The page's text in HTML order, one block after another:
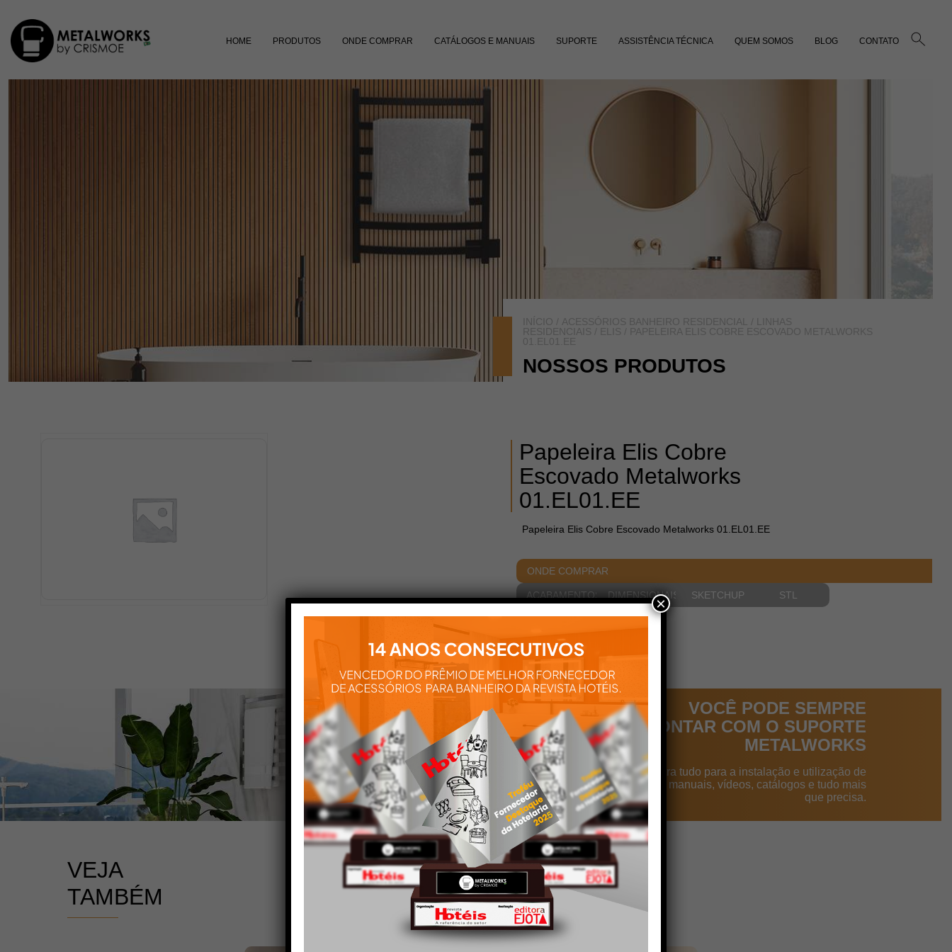
HOME PRODUTOS ONDE COMPRAR CATÁLOGOS E MANUAIS SUPORTE ASSISTÊNCIA TÉCNICA QUEM SOMOS BLOG CONTATO
INÍCIO / ACESSÓRIOS BANHEIRO RESIDENCIAL /
LINHAS
RESIDENCIAIS / ELIS / PAPELEIRA ELIS COBRE ESCOVADO METALWORKS
01.EL01.EE
NOSSOS PRODUTOS
Papeleira Elis Cobre
Escovado Metalworks
01.EL01.EE
Papeleira Elis Cobre Escovado Metalworks 01.EL01.EE
ONDE COMPRAR
ACABAMENTOS DIMENSIONAIS SKETCHUP STL
VOCÊ PODE SEMPRE
CONTAR COM O SUPORTE
METALWORKS
Aqui você encontra tudo para a instalação e utilização de
nossos produtos: manuais, vídeos, catálogos e tudo mais
que precisa.
VEJA
TAMBÉM
×